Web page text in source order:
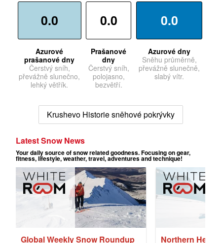
0.0
Azurové
prašanové dny
Čerstvý sníh,
převážně slunečno,
lehký větřík.
0.0
Prašanové
dny
Čerstvý sníh,
polojasno,
bezvětří.
0.0
Azurové dny
Sněhu průměrně,
převážně slunečně,
slabý vítr.
Krushevo Historie sněhové pokrývky